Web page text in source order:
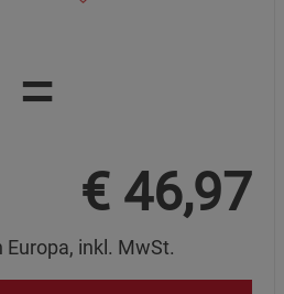
=
€ 46,97
inkl. MwSt.